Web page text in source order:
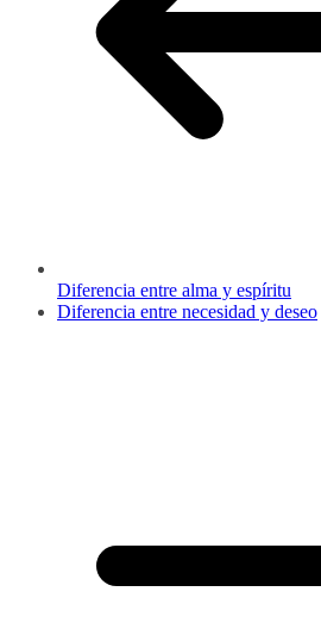
Diferencia entre alma y espíritu
Diferencia entre necesidad y deseo